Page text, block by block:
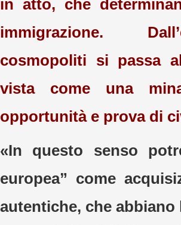
in atto, che
immigrazione.
cosmopoliti si passa
vista come una
opportunità e prova di
«In questo senso
europea” come
autentiche, che